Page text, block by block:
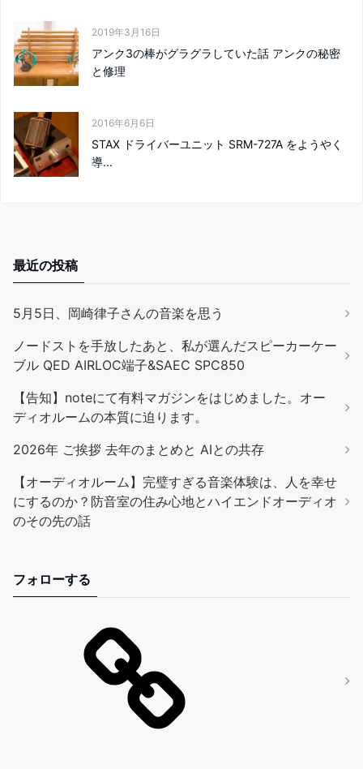
2019年3月16日
アンク3の棒がグラグラしていた話 アンクの秘密
と修理
2016年6月6日
STAX ドライバーユニット SRM-727A をようやく
導...
最近の投稿
5月5日、岡崎律子さんの音楽を思う
ノードストを手放したあと、私が選んだスピーカーケー
ブル QED AIRLOC端子&SAEC SPC850
【告知】noteにて有料マガジンをはじめました。オー
ディオルームの本質に迫ります。
2026年 ご挨拶 去年のまとめと AIとの共存
【オーディオルーム】完璧すぎる音楽体験は、人を幸せ
にするのか？防音室の住み心地とハイエンドオーディオ
のその先の話
フォローする